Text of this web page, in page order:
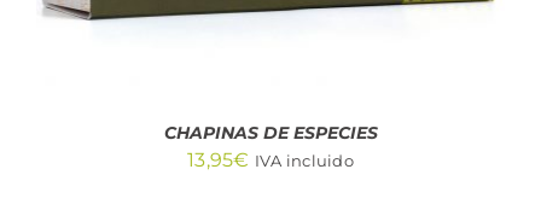
CHAPINAS DE ESPECIES
13,95€ IVA incluido